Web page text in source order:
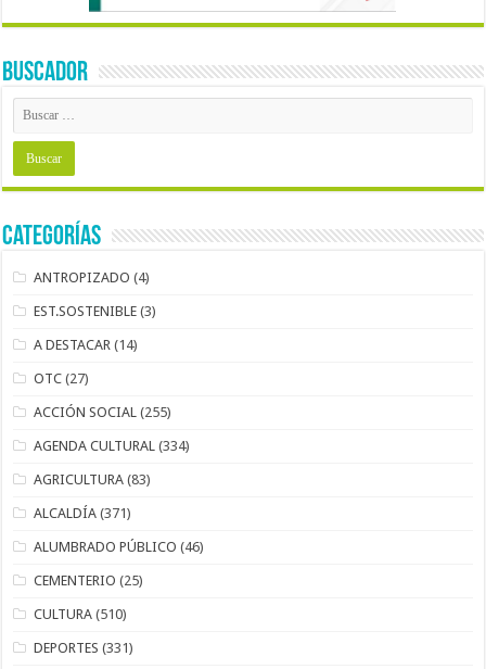
BUSCADOR
Categorías
ANTROPIZADO (4)
EST.SOSTENIBLE (3)
A DESTACAR (14)
OTC (27)
ACCIÓN SOCIAL (255)
AGENDA CULTURAL (334)
AGRICULTURA (83)
ALCALDÍA (371)
ALUMBRADO PÚBLICO (46)
CEMENTERIO (25)
CULTURA (510)
DEPORTES (331)